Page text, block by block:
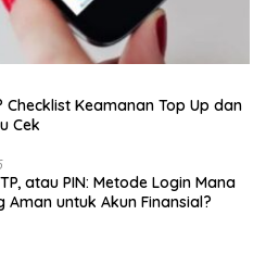
Keamanan Top Up dan
Cek
atau PIN: Metode Login Mana
Aman untuk Akun Finansial?